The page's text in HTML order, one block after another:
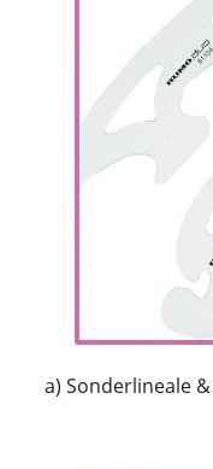
a) Sonderlineale